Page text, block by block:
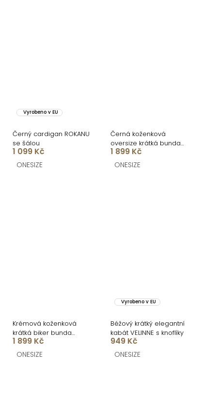
Vyrobeno v EU
Černý cardigan ROKANU
se šálou
1 099 Kč
ONESIZE
Černá koženková
oversize krátká bunda
DRAVINO
1 899 Kč
ONESIZE
Krémová koženková
krátká biker bunda
DRAVINO
1 899 Kč
ONESIZE
Vyrobeno v EU
Béžový krátký elegantní
kabát VELINNE s knoflíky
949 Kč
ONESIZE